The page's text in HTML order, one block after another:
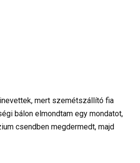
mert szemétszállító fia
bálon elmondtam egy mondatot,
csendben megdermedt, majd